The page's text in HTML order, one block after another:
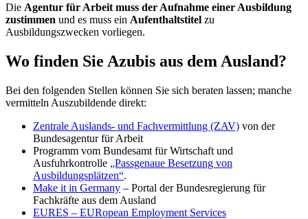
Die Agentur für Arbeit muss der Aufnahme einer Ausbildung
zustimmen und es muss ein Aufenthaltstitel zu
Ausbildungszwecken vorliegen.
Wo finden Sie Azubis aus dem Ausland?
Bei den folgenden Stellen können Sie sich beraten lassen; manche
vermitteln Auszubildende direkt:
Zentrale Auslands- und Fachvermittlung (ZAV) von der
Bundesagentur für Arbeit
Programm vom Bundesamt für Wirtschaft und
Ausfuhrkontrolle „Passgenaue Besetzung von
Ausbildungsplätzen“.
Make it in Germany – Portal der Bundesregierung für
Fachkräfte aus dem Ausland
EURES – EURopean Employment Services